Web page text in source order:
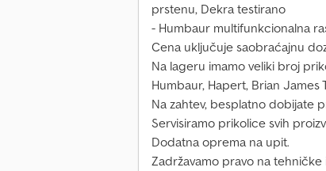
prstenu, Dekra testirano
- Humbaur multifunkcionalna
Cena uključuje saobraćajnu
Na lageru imamo veliki broj
Humbaur, Hapert, Brian James
Na zahtev, besplatno dobijate
Servisiramo prikolice svih
Dodatna oprema na upit.
Zadržavamo pravo na